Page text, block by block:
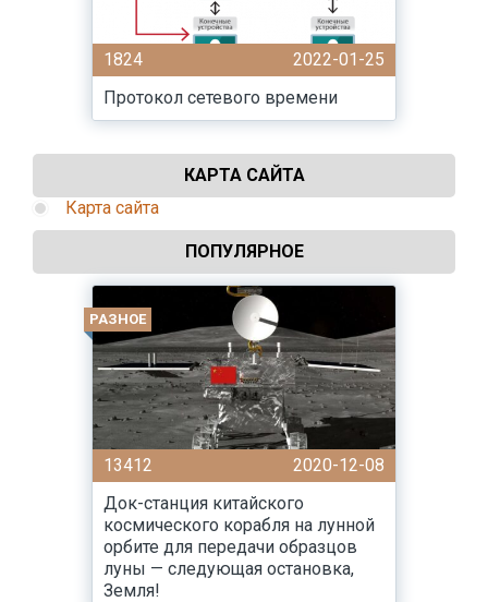
1824
2022-01-25
Протокол сетевого времени
КАРТА САЙТА
Карта сайта
ПОПУЛЯРНОЕ
РАЗНОЕ
13412
2020-12-08
Док-станция китайского
космического корабля на лунной
орбите для передачи образцов
луны — следующая остановка,
Земля!